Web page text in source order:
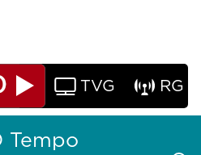
TVG RG
Tempo